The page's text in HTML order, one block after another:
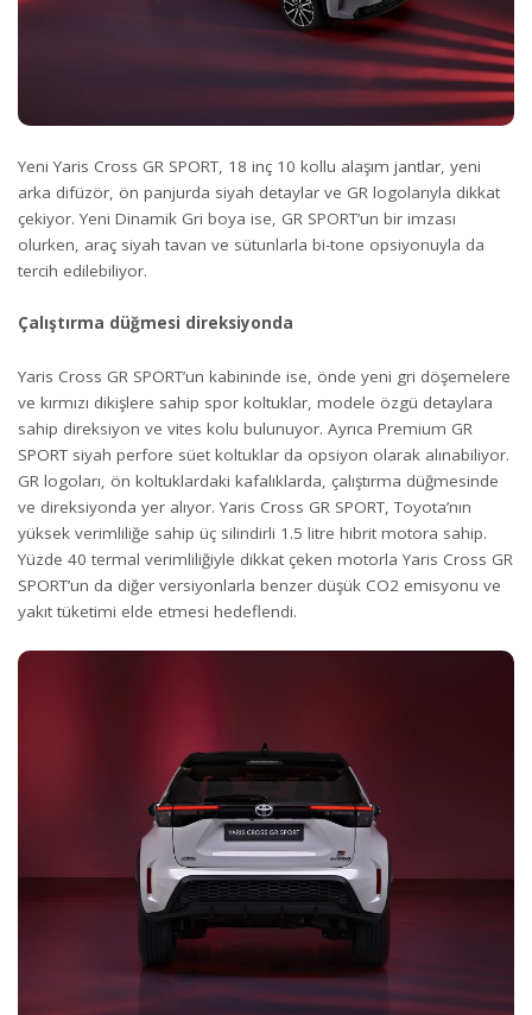
Yeni Yaris Cross GR SPORT, 18 inç 10 kollu alaşım jantlar, yeni
arka difüzör, ön panjurda siyah detaylar ve GR logolarıyla dikkat
çekiyor. Yeni Dinamik Gri boya ise, GR SPORT’un bir imzası
olurken, araç siyah tavan ve sütunlarla bi-tone opsiyonuyla da
tercih edilebiliyor.
Çalıştırma düğmesi direksiyonda
Yaris Cross GR SPORT’un kabininde ise, önde yeni gri döşemelere
ve kırmızı dikişlere sahip spor koltuklar, modele özgü detaylara
sahip direksiyon ve vites kolu bulunuyor. Ayrıca Premium GR
SPORT siyah perfore süet koltuklar da opsiyon olarak alınabiliyor.
GR logoları, ön koltuklardaki kafalıklarda, çalıştırma düğmesinde
ve direksiyonda yer alıyor. Yaris Cross GR SPORT, Toyota’nın
yüksek verimliliğe sahip üç silindirli 1.5 litre hibrit motora sahip.
Yüzde 40 termal verimliliğiyle dikkat çeken motorla Yaris Cross GR
SPORT’un da diğer versiyonlarla benzer düşük CO2 emisyonu ve
yakıt tüketimi elde etmesi hedeflendi.